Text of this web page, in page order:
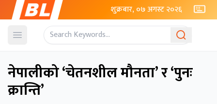
शुक्रबार, ०७ अगस्ट २०२६
Open menu
नेपालीको ‘चेतनशील मौनता’ र ‘पुनः
क्रान्ति’